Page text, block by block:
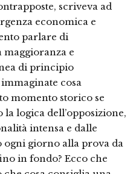
scriveva ad
economica e
parlare di
maggioranza e
di principio
cosa
momento storico se
logica dell’opposizione,
intensa e dalle
ogni giorno alla prova da
in fondo? Ecco che